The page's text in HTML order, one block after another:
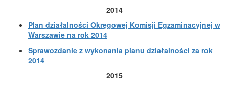
2014
Plan działalności Okręgowej Komisji Egzaminacyjnej w
Warszawie na rok 2014
Sprawozdanie z wykonania planu działalności za rok
2014
2015